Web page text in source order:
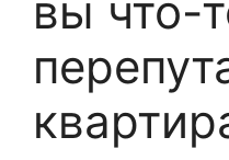
вы что-